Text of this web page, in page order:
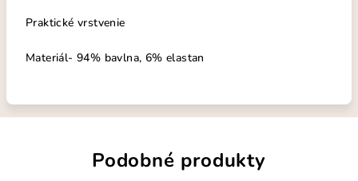
Praktické vrstvenie
Materiál- 94% bavlna, 6% elastan
Podobné produkty